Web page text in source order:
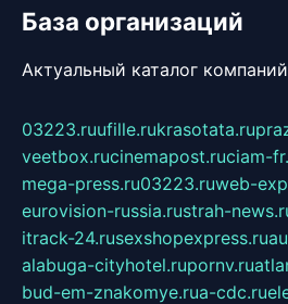
База организаций
Актуальный каталог
03223.ruufille.rukrasotata.ru
veetbox.rucinemapost.ruciam-
mega-press.ru03223.ruweb-
eurovision-russia.rustrah-
itrack-24.rusexshopexpress.ru
alabuga-cityhotel.rupornv.ru
bud-em-znakomye.rua-cdc.ru